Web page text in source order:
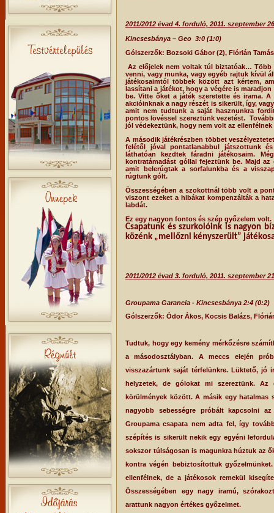
2011/2012 évad 4. forduló, 2011. szeptember
Kincsesbánya – Geo 3:0 (1:0)
Gólszerzők: Bozsoki Gábor (2), Flórián Tamás
Az előjelek nem voltak túl biztatóak… Több
venni, vagy munka, vagy egyéb rajtuk kívül
játékosaimtól többek között azt kértem,
lassítani a játékot, hogy a végére is
be. Vitte őket a játék szeretette és irama.
akcióinknak a nagy részét is sikerült, így,
amit nem tudtunk a saját hasznunkra
pontos lövéssel szereztünk vezetést.
jól védekeztünk, hogy nem volt az
A második játékrészben többet
felétől jóval pontatlanabbul játszottunk
láthatóan kezdtek fáradni játékosaim.
kontratámadást góllal fejeztünk be. Majd
amit belerúgtak a sorfalunkba és a
rúgtunk gólt.
Összességében a szokottnál több volt a
viszont ezeket a hibákat kompenzálták a
labdát.
Ez egy nagyon fontos és szép győzelem volt.
Csapatunk és szurkolóink is nagyon
közénk „mellőzni kényszerült”
2011/2012 évad 3. forduló, 2011. szeptember
Groupama Garancia - Kincsesbánya 2:4 (0:2)
Gólszerzők: Ódor Ákos, Kocsis Balázs,
Tudtuk, hogy egy kemény mérkőzésre
a másodosztályban. A meccs elején
visszazártunk saját térfelünkre. Lüktető,
helyzetek, de gólokat mi szereztünk. Az
körülmények között. A másik egy hatalmas
nagyobb sebességre próbált kapcsolni
Groupama csapata nem adta fel, így
szépítés is sikerült nekik egy egyéni
sokszor túlságosan is magunkra húztuk az
kontra végén bebiztosítottuk
ellenfélnek, de a játékosok remekül
Összességében egy nagy iramú,
arattunk nagyon értékes győzelmet.